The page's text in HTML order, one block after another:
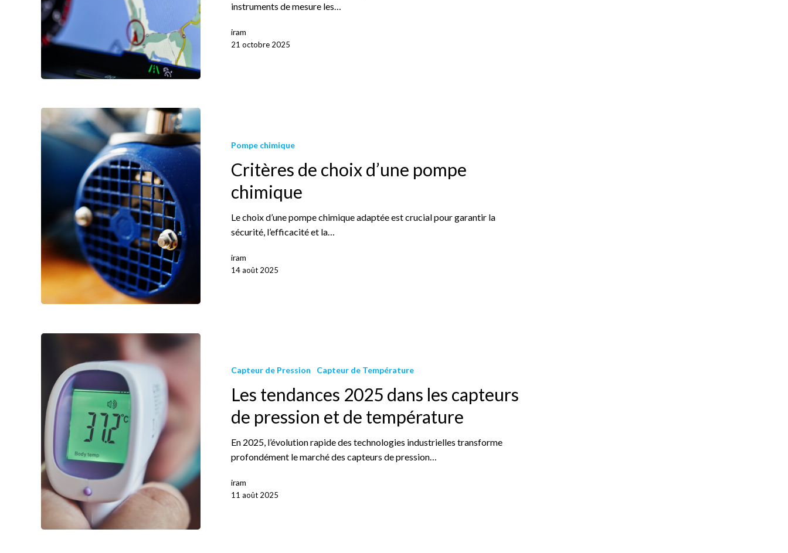
instruments de mesure les…
iram
21 octobre 2025
Pompe chimique
Critères de choix d’une pompe
chimique
Le choix d’une pompe chimique adaptée est crucial pour garantir la
sécurité, l’efficacité et la…
iram
14 août 2025
Capteur de Pression Capteur de Température
Les tendances 2025 dans les capteurs
de pression et de température
En 2025, l’évolution rapide des technologies industrielles transforme
profondément le marché des capteurs de pression…
iram
11 août 2025